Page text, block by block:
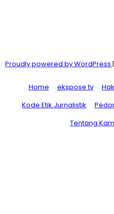
Proudly powered by WordPress |
Home ekspose tv
Kode Etik Jurnalistik
Tentang